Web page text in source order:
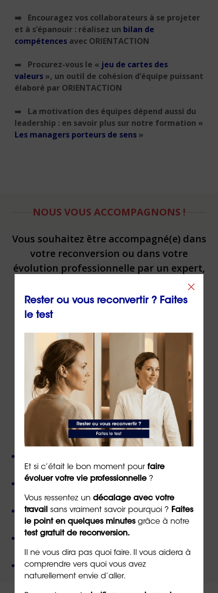
➡️ Encouragez vos collaborateurs à se projeter
et à s’épanouir : réalisez un bilan de
compétences avec ORIENTACTION
➡️ Procurez-vous le « jeu de cartes des
valeurs », un outil de cohésion d’équipe puissant
élaboré par ORIENTACTION
➡️
La motivation des équipes dépend aussi du
leadership : en savoir plus sur notre formation «
Les managers porteurs de sens »
NOUS VOUS ACCOMPAGNONS !
Vous souhaitez être accompagné(e) dans
votre reconversion ou dans votre
évolution professionnelle par un expert,
Viale formulaire de contact
en ligne
Par téléphone au
02 43 72 25 88
Ou par email à l’adresse
info@orientaction.com
ORIENTACTION c'est :
présent(e)s partout en France,
Près de 50 000 personnes accompagnées
sa création,
Des valeurs humanistes debienveillanceet de
non-jugement,
Une méthode créée parun docteur en
psychologie,
Un organisme de formation certifié QUALIOPI
Rester ou vous reconvertir ? Faites
le test
Et si c’était le bon moment pour faire
évoluer votre vie professionnelle?
Vous ressentez un décalage avec votre
travail sans vraiment savoir pourquoi ? Faites
le point en quelques minutesgrâce à notre
test gratuit de reconversion.
Il ne vous dira pas quoi faire. Il vous aidera à
comprendre vers quoi vous avez
naturellement envie d’aller.